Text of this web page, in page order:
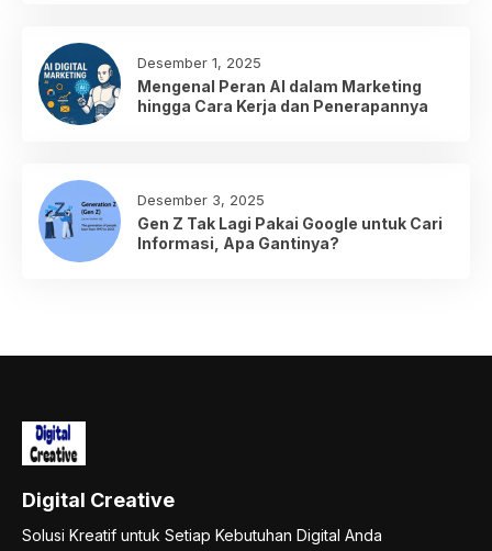
Desember 1, 2025
Mengenal Peran AI dalam Marketing
hingga Cara Kerja dan Penerapannya
Desember 3, 2025
Gen Z Tak Lagi Pakai Google untuk Cari
Informasi, Apa Gantinya?
Digital Creative
Solusi Kreatif untuk Setiap Kebutuhan Digital Anda